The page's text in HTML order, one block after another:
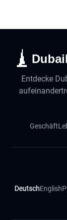
Entdecke
Geschäft
DeutschEnglish